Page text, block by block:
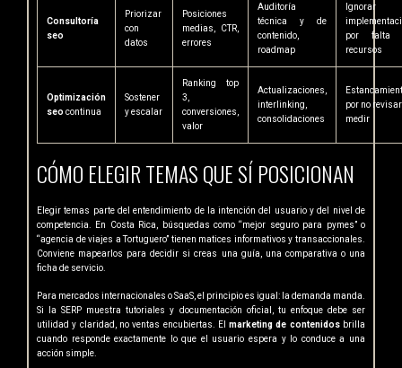
Consultoría
seo
Priorizar
con
datos
Posiciones
medias, CTR,
errores
Auditoría
técnica y de
contenido,
roadmap
Ignorar
por falta
recursos
Optimización
seo continua
Sostener
y escalar
Ranking top
3,
conversiones,
valor
Actualizaciones,
interlinking,
consolidaciones
por no
medir
CÓMO ELEGIR TEMAS QUE SÍ POSICIONAN
Elegir temas parte del entendimiento de la intención del usuario y del nivel de
competencia. En Costa Rica, búsquedas como “mejor seguro para pymes” o
“agencia de viajes a Tortuguero” tienen matices informativos y transaccionales.
Conviene mapearlos para decidir si creas una guía, una comparativa o una
ficha de servicio.
Para mercados internacionales o SaaS, el principio es igual: la demanda manda.
Si la SERP muestra tutoriales y documentación oficial, tu enfoque debe ser
utilidad y claridad, no ventas encubiertas. Elmarketing de contenidosbrilla
cuando responde exactamente lo que el usuario espera y lo conduce a una
acción simple.